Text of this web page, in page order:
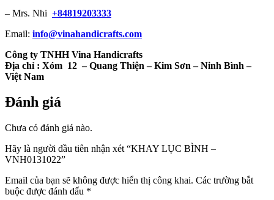
– Mrs. Nhi +84819203333
Email: info@vinahandicrafts.com
Công ty TNHH Vina Handicrafts
Địa chỉ : Xóm 12 – Quang Thiện – Kim Sơn – Ninh Bình –
Việt Nam
Đánh giá
Chưa có đánh giá nào.
Hãy là người đầu tiên nhận xét “KHAY LỤC BÌNH –
VNH0131022”
Email của bạn sẽ không được hiển thị công khai. Các trường bắt
buộc được đánh dấu *